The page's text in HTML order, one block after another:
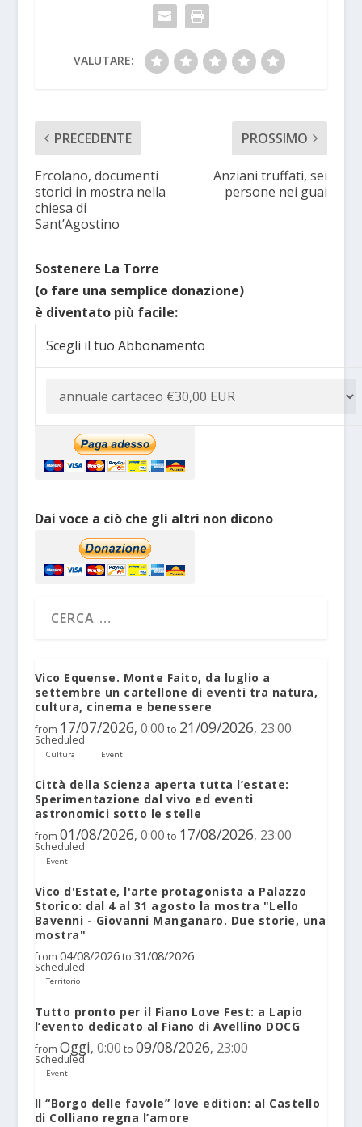
VALUTARE:
PRECEDENTE
Ercolano, documenti
storici in mostra nella
chiesa di
Sant’Agostino
PROSSIMO
Anziani truffati, sei
persone nei guai
Sostenere La Torre
(o fare una semplice donazione)
è diventato più facile:
Scegli il tuo Abbonamento
Dai voce a ciò che gli altri non dicono
Vico Equense. Monte Faito, da luglio a
settembre un cartellone di eventi tra natura,
cultura, cinema e benessere
from 17/07/2026, 0:00 to 21/09/2026, 23:00
Scheduled
Cultura Eventi
Città della Scienza aperta tutta l’estate:
Sperimentazione dal vivo ed eventi
astronomici sotto le stelle
from 01/08/2026, 0:00 to 17/08/2026, 23:00
Scheduled
Eventi
Vico d'Estate, l'arte protagonista a Palazzo
Storico: dal 4 al 31 agosto la mostra "Lello
Bavenni - Giovanni Manganaro. Due storie, una
mostra"
from 04/08/2026 to 31/08/2026
Scheduled
Territorio
Tutto pronto per il Fiano Love Fest: a Lapio
l’evento dedicato al Fiano di Avellino DOCG
from Oggi, 0:00 to 09/08/2026, 23:00
Scheduled
Eventi
Il “Borgo delle favole” love edition: al Castello
di Colliano regna l’amore